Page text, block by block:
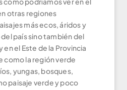
otras regiones
más ecos, áridos y
país sino también del
en el Este de la Provincia
como la región verde
yungas, bosques,
paisaje verde y poco